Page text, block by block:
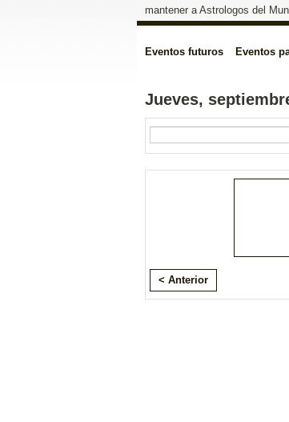
mantener a Astrologos del
Eventos futuros Eventos
Jueves,
< Anterior